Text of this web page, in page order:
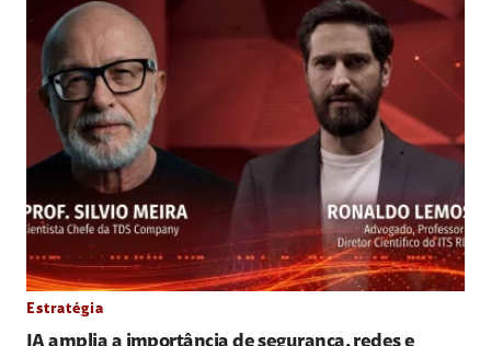
Estratégia